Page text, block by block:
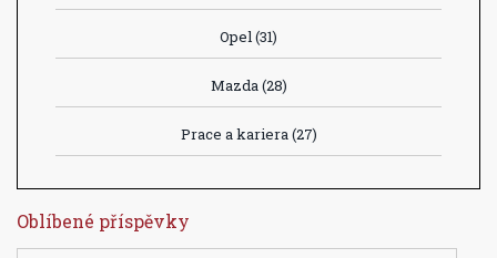
Opel(31)
Mazda(28)
Prace a kariera(27)
Oblíbené příspěvky